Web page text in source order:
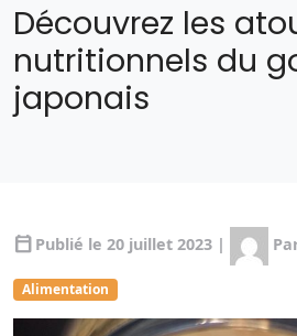
Découvrez les
nutritionnels du
japonais
calendar_today Publié le 20 juillet 2023 |
Alimentation